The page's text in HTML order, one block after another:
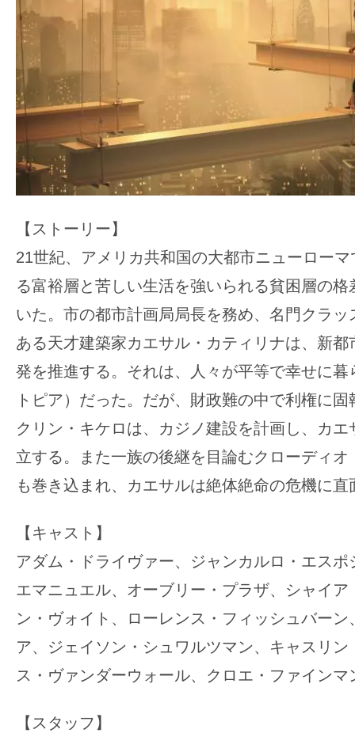
【ストーリー】
21世紀、アメリカ共和国の大都市ニューロー
る富裕層と苦しい生活を強いられる貧困層の
いた。市の都市計画局局長を務め、名門クラ
ある天才建築家カエサル・カティリナは、新
発を推進する。それは、人々が平等で幸せに暮
トピア）だった。だが、財政難の中で利権に
クリン・キケロは、カジノ建設を計画し、カ
立する。また一族の後継を目論むクローディ
も巻き込まれ、カエサルは絶体絶命の危機に
【キャスト】
アダム・ドライヴァー、ジャンカルロ・エス
エマニュエル、オーブリー・プラザ、シャイア
ン・ヴォイト、ローレンス・フィッシュバーン
ア、ジェイソン・シュワルツマン、キャスリ
ス・ヴァンダーウォール、クロエ・ファイン
【スタッフ】